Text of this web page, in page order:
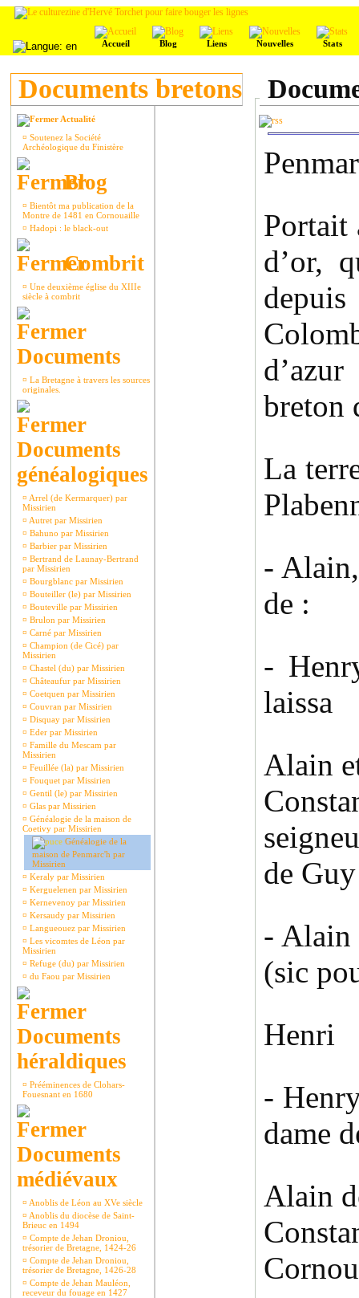
Accueil Blog Liens Nouvelles Stats
Documents bretons
Actualité
¤ Soutenez la Société
Archéologique du Finistère
Blog
¤ Bientôt ma publication de la
Montre de 1481 en Cornouaille
¤ Hadopi : le black-out
Combrit
¤ Une deuxième église du XIIIe
siècle à combrit
Documents
¤ La Bretagne à travers les sources
originales.
Documents
généalogiques
¤ Arrel (de Kermarquer) par
Missirien
¤ Autret par Missirien
¤ Bahuno par Missirien
¤ Barbier par Missirien
¤ Bertrand de Launay-Bertrand
par Missirien
¤ Bourgblanc par Missirien
¤ Bouteiller (le) par Missirien
¤ Bouteville par Missirien
¤ Brulon par Missirien
¤ Carné par Missirien
¤ Champion (de Cicé) par
Missirien
¤ Chastel (du) par Missirien
¤ Châteaufur par Missirien
¤ Coetquen par Missirien
¤ Couvran par Missirien
¤ Disquay par Missirien
¤ Eder par Missirien
¤ Famille du Mescam par
Missirien
¤ Feuillée (la) par Missirien
¤ Fouquet par Missirien
¤ Gentil (le) par Missirien
¤ Glas par Missirien
¤ Généalogie de la maison de
Coetivy par Missirien
Généalogie de la
maison de Penmarc'h par
Missirien
¤ Keraly par Missirien
¤ Kerguelenen par Missirien
¤ Kernevenoy par Missirien
¤ Kersaudy par Missirien
¤ Langueouez par Missirien
¤ Les vicomtes de Léon par
Missirien
¤ Refuge (du) par Missirien
¤ du Faou par Missirien
Documents
héraldiques
¤ Prééminences de Clohars-
Fouesnant en 1680
Documents
médiévaux
¤ Anoblis de Léon au XVe siècle
¤ Anoblis du diocèse de Saint-
Brieuc en 1494
¤ Compte de Jehan Droniou,
trésorier de Bretagne, 1424-26
¤ Compte de Jehan Droniou,
trésorier de Bretagne, 1426-28
¤ Compte de Jehan Mauléon,
receveur du fouage en 1427
Portait
d’or,
breton
La
-
de :
-
laissa
Alain
de
- Alain
(sic
Henri
-
dame
Alain